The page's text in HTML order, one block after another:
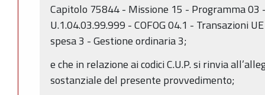
Capitolo 75844 - Missione 15 - Programma 03
U.1.04.03.99.999 - COFOG 04.1 - Transazioni
spesa 3 - Gestione ordinaria 3;
e che in relazione ai codici C.U.P. si rinvia
sostanziale del presente provvedimento;